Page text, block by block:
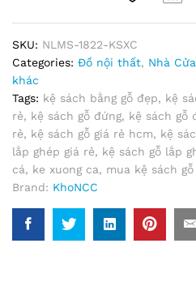
Giá
Rẻ,
Hàng
Lắp
Ráp
Đa
Năng
Thông
Minh
-
NLMS-
SKU: NLMS-1822-KSXC
Categories: Đồ nội thất, Nhà
khác
Tags: kệ sách bằng gỗ đẹp, kệ
rẻ, kệ sách gỗ đứng, kệ sách gỗ
rẻ, kệ sách gỗ giá rẻ hcm, kệ
lắp ghép giá rẻ, kệ sách gỗ lắp
cá, ke xuong ca, mua kệ sách
Brand: KhoNCC